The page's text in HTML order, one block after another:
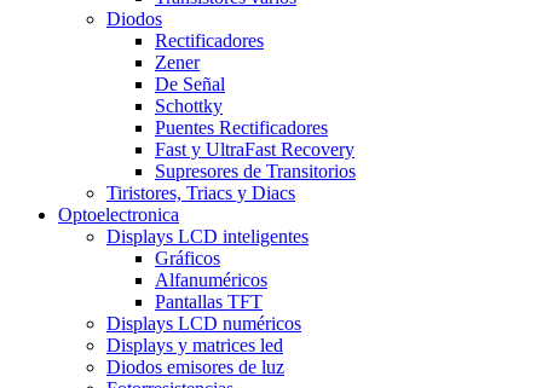
Diodos
Rectificadores
Zener
De Señal
Schottky
Puentes Rectificadores
Fast y UltraFast Recovery
Supresores de Transitorios
Tiristores, Triacs y Diacs
Optoelectronica
Displays LCD inteligentes
Gráficos
Alfanuméricos
Pantallas TFT
Displays LCD numéricos
Displays y matrices led
Diodos emisores de luz